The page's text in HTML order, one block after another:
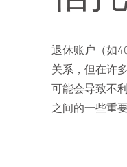
退休账户（如
关系，但在许
可能会导致不
之间的一些重